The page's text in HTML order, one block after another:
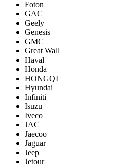
Foton
GAC
Geely
Genesis
GMC
Great Wall
Haval
Honda
HONGQI
Hyundai
Infiniti
Isuzu
Iveco
JAC
Jaecoo
Jaguar
Jeep
Jetour